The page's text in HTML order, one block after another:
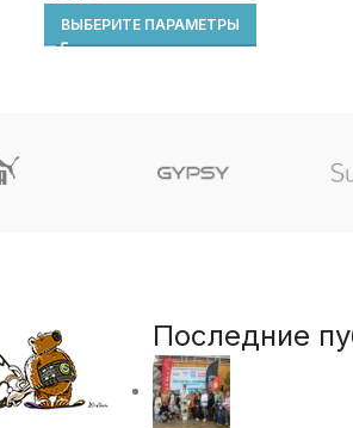
ВЫБЕРИТЕ ПАРАМЕТРЫ
Последние